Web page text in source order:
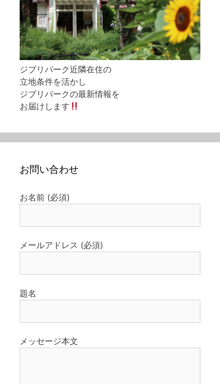
ジブリパーク近隣在住の
立地条件を活かし
ジブリパークの最新情報を
お届けします
お問い合わせ
お名前 (必須)
メールアドレス (必須)
題名
メッセージ本文